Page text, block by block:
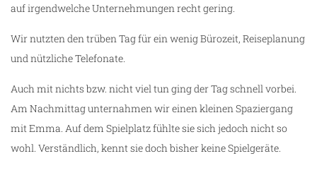
auf irgendwelche Unternehmungen recht gering.
Wir nutzten den trüben Tag für ein wenig Bürozeit, Reiseplanung
und nützliche Telefonate.
Auch mit nichts bzw. nicht viel tun ging der Tag schnell vorbei.
Am Nachmittag unternahmen wir einen kleinen Spaziergang
mit Emma. Auf dem Spielplatz fühlte sie sich jedoch nicht so
wohl. Verständlich, kennt sie doch bisher keine Spielgeräte.